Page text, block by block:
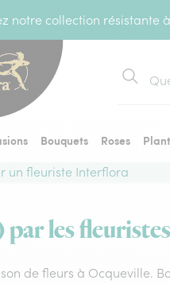
notre collection résistante
Bouquets Roses
un fleuriste Interflora
les
de fleurs à Ocqueville.